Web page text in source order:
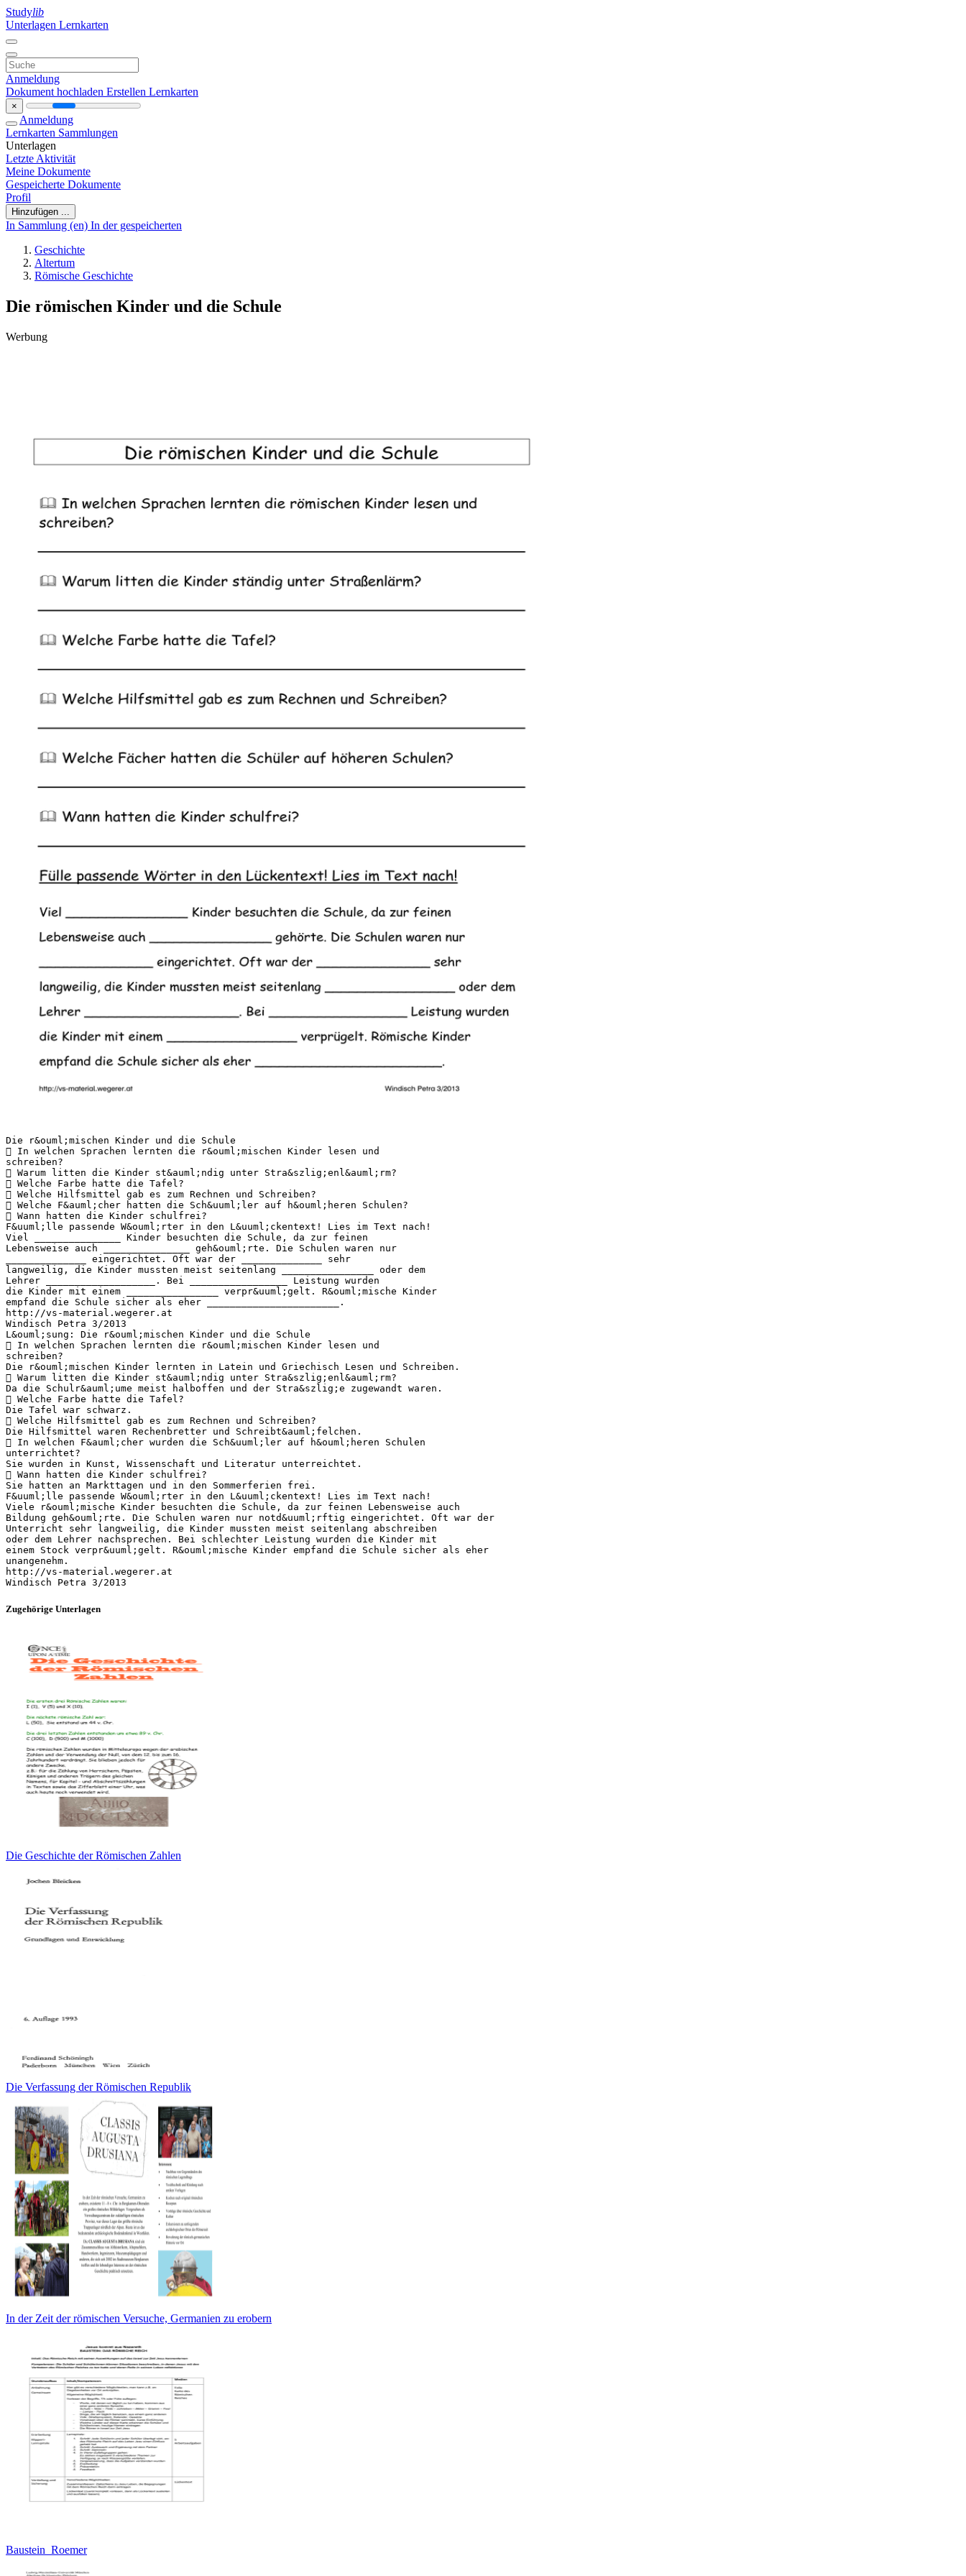
Studylib
Unterlagen Lernkarten
Anmeldung
Dokument hochladen Erstellen Lernkarten
×
Anmeldung
Lernkarten Sammlungen
Unterlagen
Letzte Aktivität
Meine Dokumente
Gespeicherte Dokumente
Profil
Hinzufügen ...
In Sammlung (en) In der gespeicherten
Geschichte
Altertum
Römische Geschichte
Die römischen Kinder und die Schule
Werbung
Die r&ouml;mischen Kinder und die Schule
 In welchen Sprachen lernten die r&ouml;mischen Kinder lesen und
schreiben?
 Warum litten die Kinder st&auml;ndig unter Stra&szlig;enl&auml;rm?
 Welche Farbe hatte die Tafel?
 Welche Hilfsmittel gab es zum Rechnen und Schreiben?
 Welche F&auml;cher hatten die Sch&uuml;ler auf h&ouml;heren Schulen?
 Wann hatten die Kinder schulfrei?
F&uuml;lle passende W&ouml;rter in den L&uuml;ckentext! Lies im Text nach!
Viel _______________ Kinder besuchten die Schule, da zur feinen
Lebensweise auch _______________ geh&ouml;rte. Die Schulen waren nur
______________ eingerichtet. Oft war der ______________ sehr
langweilig, die Kinder mussten meist seitenlang ________________ oder dem
Lehrer ___________________. Bei _________________ Leistung wurden
die Kinder mit einem ________________ verpr&uuml;gelt. R&ouml;mische Kinder
empfand die Schule sicher als eher _______________________.
http://vs-material.wegerer.at
Windisch Petra 3/2013
L&ouml;sung: Die r&ouml;mischen Kinder und die Schule
 In welchen Sprachen lernten die r&ouml;mischen Kinder lesen und
schreiben?
Die r&ouml;mischen Kinder lernten in Latein und Griechisch Lesen und Schreiben.
 Warum litten die Kinder st&auml;ndig unter Stra&szlig;enl&auml;rm?
Da die Schulr&auml;ume meist halboffen und der Stra&szlig;e zugewandt waren.
 Welche Farbe hatte die Tafel?
Die Tafel war schwarz.
 Welche Hilfsmittel gab es zum Rechnen und Schreiben?
Die Hilfsmittel waren Rechenbretter und Schreibt&auml;felchen.
 In welchen F&auml;cher wurden die Sch&uuml;ler auf h&ouml;heren Schulen
unterrichtet?
Sie wurden in Kunst, Wissenschaft und Literatur unterreichtet.
 Wann hatten die Kinder schulfrei?
Sie hatten an Markttagen und in den Sommerferien frei.
F&uuml;lle passende W&ouml;rter in den L&uuml;ckentext! Lies im Text nach!
Viele r&ouml;mische Kinder besuchten die Schule, da zur feinen Lebensweise auch
Bildung geh&ouml;rte. Die Schulen waren nur notd&uuml;rftig eingerichtet. Oft war der
Unterricht sehr langweilig, die Kinder mussten meist seitenlang abschreiben
oder dem Lehrer nachsprechen. Bei schlechter Leistung wurden die Kinder mit
einem Stock verpr&uuml;gelt. R&ouml;mische Kinder empfand die Schule sicher als eher
unangenehm.
http://vs-material.wegerer.at
Zugehörige Unterlagen
Die Geschichte der Römischen Zahlen
Die Verfassung der Römischen Republik
In der Zeit der römischen Versuche, Germanien zu erobern
Baustein_Roemer